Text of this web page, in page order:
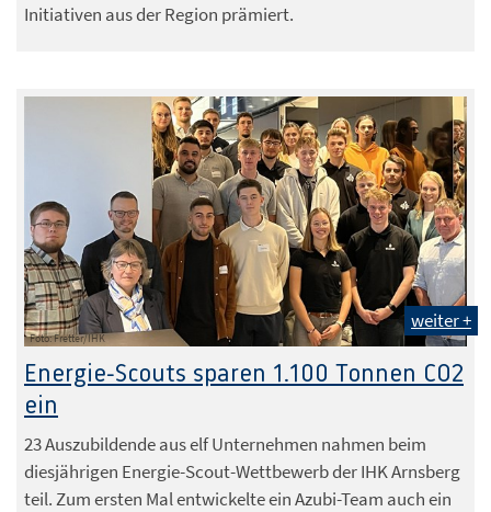
Initiativen aus der Region prämiert.
Foto: Fretter/IHK
weiter +
Energie-Scouts sparen 1.100 Tonnen CO2
ein
23 Auszubildende aus elf Unternehmen nahmen beim
diesjährigen Energie-Scout-Wettbewerb der IHK Arnsberg
teil. Zum ersten Mal entwickelte ein Azubi-Team auch ein